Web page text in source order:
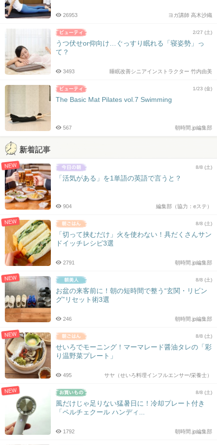
ヨガ講師 高木沙織
26953
2/27 (土)
うつ伏せor仰向け…ぐっすり眠れる「寝姿勢」っ
て？
睡眠改善シニアインストラクター 竹内由美
3493
1/23 (金)
The Basic Mat Pilates vol.7 Swimming
朝時間.jp編集部
567
新着記事
NEW 8/8 (土)
「活気がある」を1単語の英語で言うと？
編集部（協力：eステ）
904
NEW 8/8 (土)
「切って挟むだけ」火を使わない！具だくさんサン
ドイッチレシピ3選
朝時間.jp編集部
2791
NEW 8/8 (土)
お盆の来客前に！朝の短時間で整う“玄関・リビン
グ”リセット術3選
朝時間.jp編集部
246
NEW 8/8 (土)
せいろでモーニング！マーマレード醤油タレの「彩
り温野菜プレート」
サヤ（せいろ料理インフルエンサー/栄養士）
495
NEW 8/8 (土)
風だけじゃ足りない猛暑日に！冷却プレート付き
「ペルチェクール ハンディ...
朝時間.jp編集部
1792